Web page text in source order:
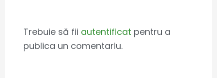
Trebuie să fii autentificat pentru a
publica un comentariu.